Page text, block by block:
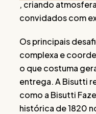
, criando
convidados com
Os principais
complexa e
o que costuma
entrega. A Bisutti
como a Bisutti
histórica de 1820